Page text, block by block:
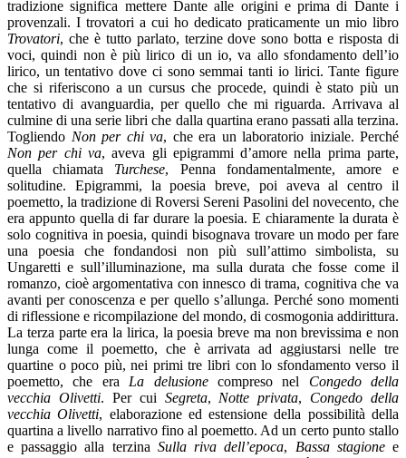
tradizione significa mettere Dante alle origini e prima di Dante i
provenzali. I trovatori a cui ho dedicato praticamente un mio libro
Trovatori, che è tutto parlato, terzine dove sono botta e risposta di
voci, quindi non è più lirico di un io, va allo sfondamento dell’io
lirico, un tentativo dove ci sono semmai tanti io lirici. Tante figure
che si riferiscono a un cursus che procede, quindi è stato più un
tentativo di avanguardia, per quello che mi riguarda. Arrivava al
culmine di una serie libri che dalla quartina erano passati alla terzina.
Togliendo Non per chi va, che era un laboratorio iniziale. Perché
Non per chi va, aveva gli epigrammi d’amore nella prima parte,
quella chiamata Turchese, Penna fondamentalmente, amore e
solitudine. Epigrammi, la poesia breve, poi aveva al centro il
poemetto, la tradizione di Roversi Sereni Pasolini del novecento, che
era appunto quella di far durare la poesia. E chiaramente la durata è
solo cognitiva in poesia, quindi bisognava trovare un modo per fare
una poesia che fondandosi non più sull’attimo simbolista, su
Ungaretti e sull’illuminazione, ma sulla durata che fosse come il
romanzo, cioè argomentativa con innesco di trama, cognitiva che va
avanti per conoscenza e per quello s’allunga. Perché sono momenti
di riflessione e ricompilazione del mondo, di cosmogonia addirittura.
La terza parte era la lirica, la poesia breve ma non brevissima e non
lunga come il poemetto, che è arrivata ad aggiustarsi nelle tre
quartine o poco più, nei primi tre libri con lo sfondamento verso il
poemetto, che era La delusione compreso nel Congedo della
vecchia Olivetti. Per cui Segreta, Notte privata, Congedo della
vecchia Olivetti, elaborazione ed estensione della possibilità della
quartina a livello narrativo fino al poemetto. Ad un certo punto stallo
e passaggio alla terzina Sulla riva dell’epoca, Bassa stagionee